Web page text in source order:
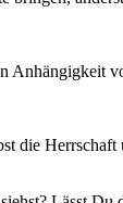
Anhängigkeit
die